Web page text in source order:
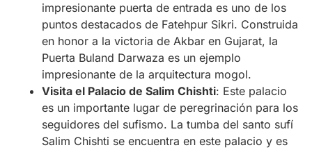
impresionante puerta de entrada es uno de los
puntos destacados de Fatehpur Sikri. Construida
en honor a la victoria de Akbar en Gujarat, la
Puerta Buland Darwaza es un ejemplo
impresionante de la arquitectura mogol.
Visita el Palacio de Salim Chishti: Este palacio
es un importante lugar de peregrinación para los
seguidores del sufismo. La tumba del santo sufí
Salim Chishti se encuentra en este palacio y es